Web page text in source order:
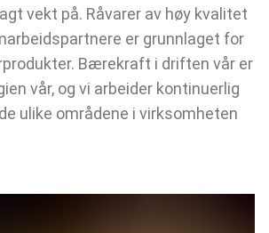
vekt på. Råvarer av høy kvalitet
er grunnlaget for
Bærekraft i driften vår er
vår, og vi arbeider kontinuerlig
ulike områdene i virksomheten